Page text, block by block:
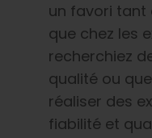
un favori tant
que chez les
recherchiez
qualité ou
réaliser des
fiabilité et